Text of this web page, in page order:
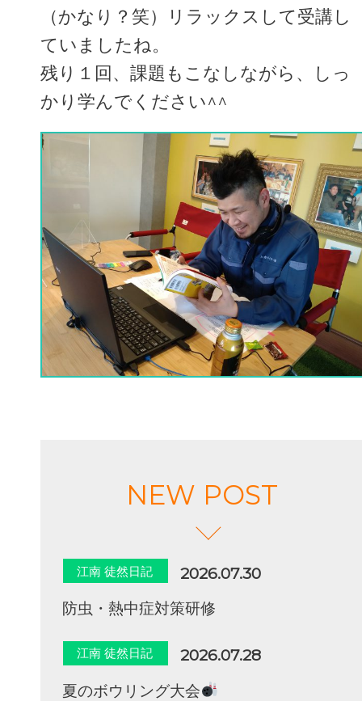
（かなり？笑）リラックスして受講し
ていましたね。
残り１回、課題もこなしながら、しっ
かり学んでください^^
NEW POST
江南 徒然日記
2026.07.30
防虫・熱中症対策研修
江南 徒然日記
2026.07.28
夏のボウリング大会